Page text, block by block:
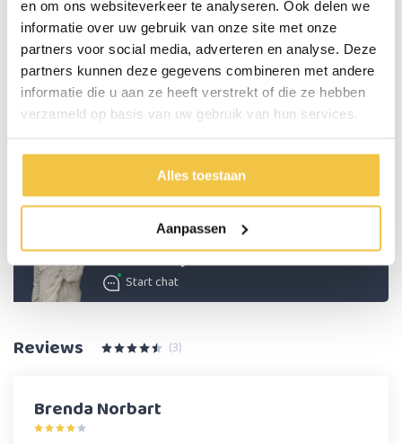
en om ons websiteverkeer te analyseren. Ook delen we
informatie over uw gebruik van onze site met onze
partners voor social media, adverteren en analyse. Deze
partners kunnen deze gegevens combineren met andere
informatie die u aan ze heeft verstrekt of die ze hebben
verzameld op basis van uw gebruik van hun services.
Alles toestaan
Aanpassen
Hoogte handgrepen
82 - 94 cm
Zithoogte
57,5 kg
Zitbreedte
45 cm
Breedte tussen handgrepen
41 cm
Meerspecificaties
Persoonlijk advies
Start chat
Reviews (3)
Brenda Norbart